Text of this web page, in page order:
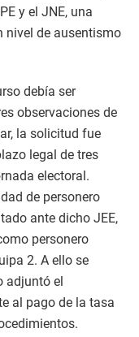
y el JNE, una
nivel de ausentismo
debía ser
observaciones de
la solicitud fue
legal de tres
electoral.
de personero
ante dicho JEE,
personero
2. A ello se
adjuntó el
al pago de la tasa